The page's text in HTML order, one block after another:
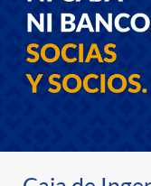
C
a
t
o
s